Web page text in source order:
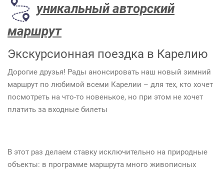
уникальный авторский
маршрут
Экскурсионная поездка в Карелию
Дорогие друзья! Рады анонсировать наш новый зимний
маршрут по любимой всеми Карелии – для тех, кто хочет
посмотреть на что-то новенькое, но при этом не хочет
платить за входные билеты
В этот раз делаем ставку исключительно на природные
объекты: в программе маршрута много живописных